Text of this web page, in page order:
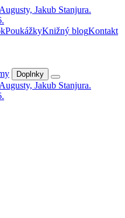
PoukážkyKnižný blogKontakt
Doplnky